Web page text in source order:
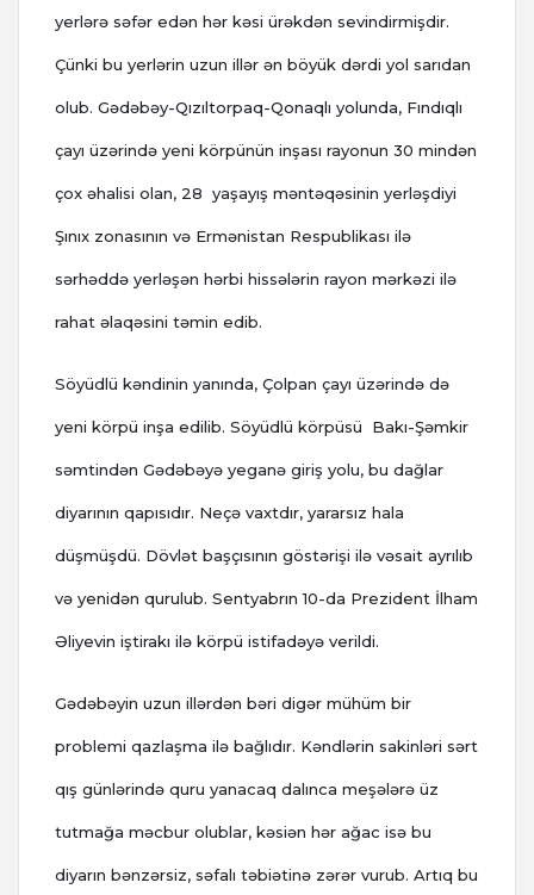
yerlərə səfər edən hər kəsi ürəkdən sevindirmişdir.
Çünki bu yerlərin uzun illər ən böyük dərdi yol sarıdan
olub. Gədəbəy-Qızıltorpaq-Qonaqlı yolunda, Fındıqlı
çayı üzərində yeni körpünün inşası rayonun 30 mindən
çox əhalisi olan, 28 yaşayış məntəqəsinin yerləşdiyi
Şınıx zonasının və Ermənistan Respublikası ilə
sərhəddə yerləşən hərbi hissələrin rayon mərkəzi ilə
rahat əlaqəsini təmin edib.
Söyüdlü kəndinin yanında, Çolpan çayı üzərində də
yeni körpü inşa edilib. Söyüdlü körpüsü Bakı-Şəmkir
səmtindən Gədəbəyə yeganə giriş yolu, bu dağlar
diyarının qapısıdır. Neçə vaxtdır, yararsız hala
düşmüşdü. Dövlət başçısının göstərişi ilə vəsait ayrılıb
və yenidən qurulub. Sentyabrın 10-da Prezident İlham
Əliyevin iştirakı ilə körpü istifadəyə verildi.
Gədəbəyin uzun illərdən bəri digər mühüm bir
problemi qazlaşma ilə bağlıdır. Kəndlərin sakinləri sərt
qış günlərində quru yanacaq dalınca meşələrə üz
tutmağa məcbur olublar, kəsiən hər ağac isə bu
diyarın bənzərsiz, səfalı təbiətinə zərər vurub. Artıq bu